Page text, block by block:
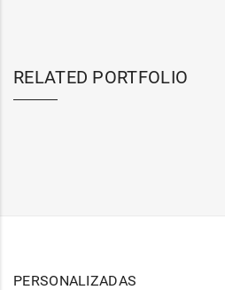
RELATED PORTFOLIO
PERSONALIZADAS